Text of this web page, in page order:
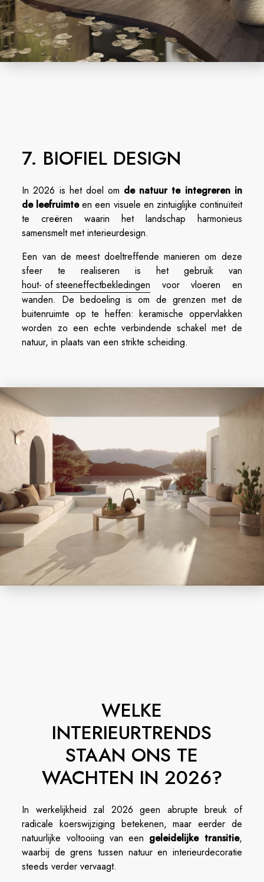
7. BIOFIEL DESIGN
In 2026 is het doel om de natuur te integreren in
de leefruimteen een visuele en zintuiglijke continuïteit
te creëren waarin het landschap harmonieus
samensmelt met interieurdesign.
Een van de meest doeltreffende manieren om deze
sfeer te realiseren is het gebruik van
hout- of steeneffectbekledingen voor vloeren en
wanden. De bedoeling is om de grenzen met de
buitenruimte op te heffen: keramische oppervlakken
worden zo een echte verbindende schakel met de
natuur, in plaats van een strikte scheiding.
WELKE
INTERIEURTRENDS
STAAN ONS TE
WACHTEN IN 2026?
In werkelijkheid zal 2026 geen abrupte breuk of
radicale koerswijziging betekenen, maar eerder de
natuurlijke voltooiing van een geleidelijke transitie,
waarbij de grens tussen natuur en interieurdecoratie
steeds verder vervaagt.